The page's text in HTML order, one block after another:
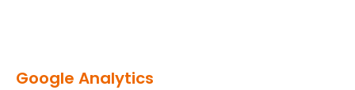
Google Analytics